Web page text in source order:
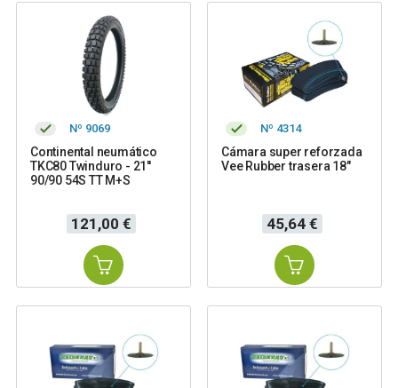
Nº 9069
Continental neumático
TKC80 Twinduro - 21''
90/90 54S TT M+S
Precio
121,00 €
Nº 4314
Cámara super reforzada
Vee Rubber trasera 18"
Precio
45,64 €